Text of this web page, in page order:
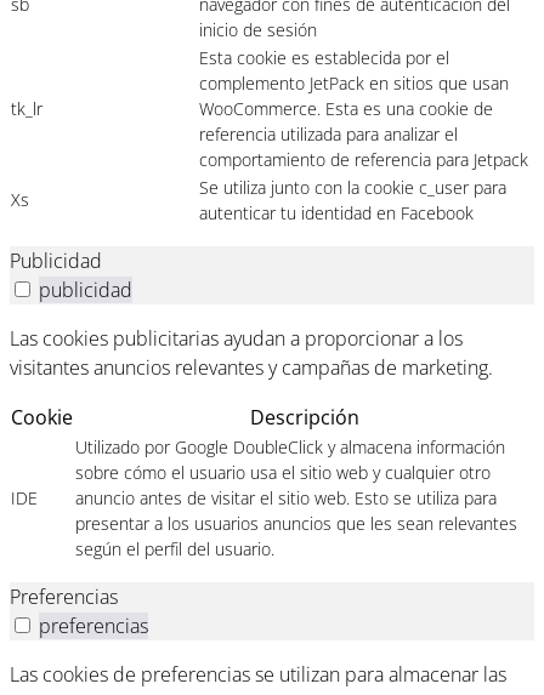
inicio de sesión
tk_lr
Esta cookie es establecida por el
complemento JetPack en sitios que usan
WooCommerce. Esta es una cookie de
referencia utilizada para analizar el
comportamiento de referencia para Jetpack
Xs
Se utiliza junto con la cookie c_user para
autenticar tu identidad en Facebook
Publicidad
publicidad
Las cookies publicitarias ayudan a proporcionar a los
visitantes anuncios relevantes y campañas de marketing.
Cookie
Descripción
IDE
Utilizado por Google DoubleClick y almacena información
sobre cómo el usuario usa el sitio web y cualquier otro
anuncio antes de visitar el sitio web. Esto se utiliza para
presentar a los usuarios anuncios que les sean relevantes
según el perfil del usuario.
Preferencias
preferencias
Las cookies de preferencias se utilizan para almacenar las